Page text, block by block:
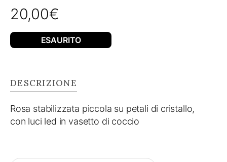
20,00€
ESAURITO
DESCRIZIONE
Rosa stabilizzata piccola su petali di cristallo,
con luci led in vasetto di coccio